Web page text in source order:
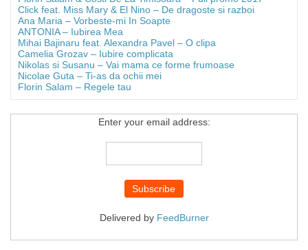
Click feat. Miss Mary & El Nino – De dragoste si razboi
Ana Maria – Vorbeste-mi In Soapte
ANTONIA – Iubirea Mea
Mihai Bajinaru feat. Alexandra Pavel – O clipa
Camelia Grozav – Iubire complicata
Nikolas si Susanu – Vai mama ce forme frumoase
Nicolae Guta – Ti-as da ochii mei
Florin Salam – Regele tau
Enter your email address:
Delivered by FeedBurner